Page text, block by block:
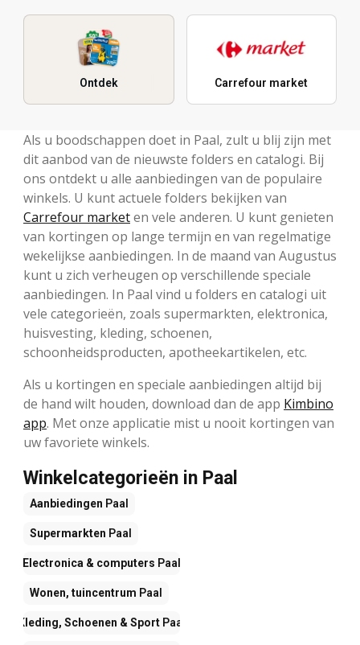
Ontdek Carrefour market
Als u boodschappen doet in Paal, zult u blij zijn met
dit aanbod van de nieuwste folders en catalogi. Bij
ons ontdekt u alle aanbiedingen van de populaire
winkels. U kunt actuele folders bekijken van
Carrefour marketen vele anderen. U kunt genieten
van kortingen op lange termijn en van regelmatige
wekelijkse aanbiedingen. In de maand van Augustus
kunt u zich verheugen op verschillende speciale
aanbiedingen. In Paal vind u folders en catalogi uit
vele categorieën, zoals supermarkten, elektronica,
huisvesting, kleding, schoenen,
schoonheidsproducten, apotheekartikelen, etc.
Als u kortingen en speciale aanbiedingen altijd bij
de hand wilt houden, download dan de app Kimbino
app. Met onze applicatie mist u nooit kortingen van
uw favoriete winkels.
Winkelcategorieën in Paal
Aanbiedingen Paal
Supermarkten Paal
Electronica & computers Paal
Wonen, tuincentrum Paal
Kleding, Schoenen & Sport Paal